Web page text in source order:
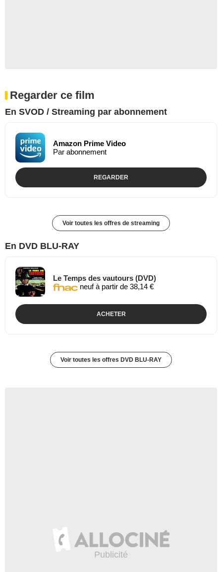
Regarder ce film
En SVOD / Streaming par abonnement
Amazon Prime Video
Par abonnement
REGARDER
Voir toutes les offres de streaming
En DVD BLU-RAY
Le Temps des vautours (DVD)
neuf à partir de 38,14 €
ACHETER
Voir toutes les offres DVD BLU-RAY